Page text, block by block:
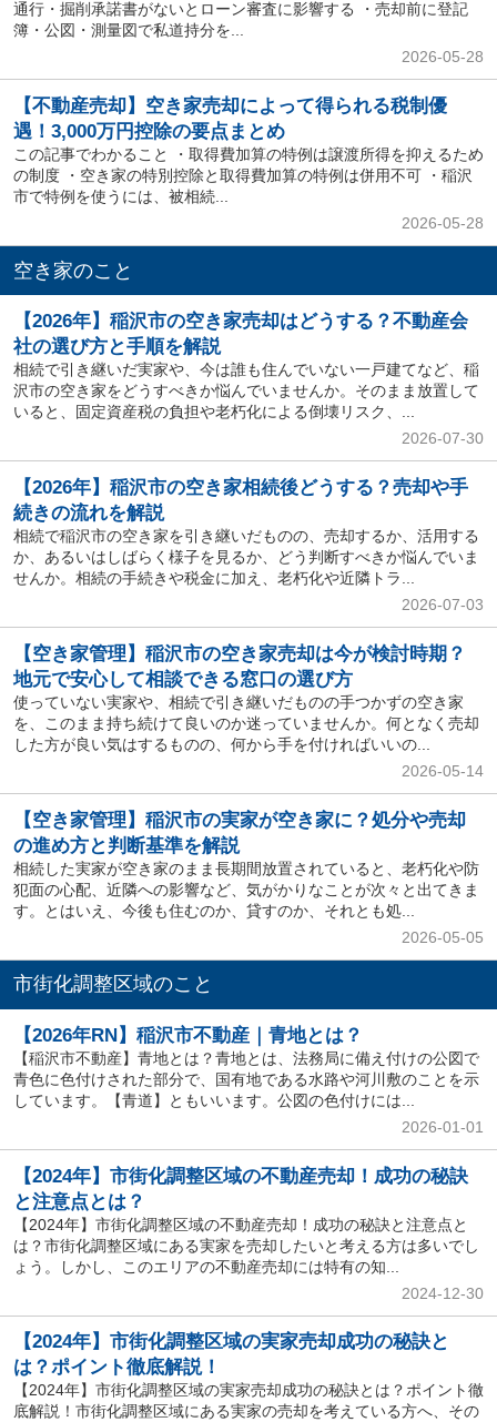
通行・掘削承諾書がないとローン審査に影響する ・売却前に登記
簿・公図・測量図で私道持分を...
2026-05-28
【不動産売却】空き家売却によって得られる税制優
遇！3,000万円控除の要点まとめ
この記事でわかること ・取得費加算の特例は譲渡所得を抑えるため
の制度 ・空き家の特別控除と取得費加算の特例は併用不可 ・稲沢
市で特例を使うには、被相続...
2026-05-28
空き家のこと
【2026年】稲沢市の空き家売却はどうする？不動産会
社の選び方と手順を解説
相続で引き継いだ実家や、今は誰も住んでいない一戸建てなど、稲
沢市の空き家をどうすべきか悩んでいませんか。そのまま放置して
いると、固定資産税の負担や老朽化による倒壊リスク、...
2026-07-30
【2026年】稲沢市の空き家相続後どうする？売却や手
続きの流れを解説
相続で稲沢市の空き家を引き継いだものの、売却するか、活用する
か、あるいはしばらく様子を見るか、どう判断すべきか悩んでいま
せんか。相続の手続きや税金に加え、老朽化や近隣トラ...
2026-07-03
【空き家管理】稲沢市の空き家売却は今が検討時期？
地元で安心して相談できる窓口の選び方
使っていない実家や、相続で引き継いだものの手つかずの空き家
を、このまま持ち続けて良いのか迷っていませんか。何となく売却
した方が良い気はするものの、何から手を付ければいいの...
2026-05-14
【空き家管理】稲沢市の実家が空き家に？処分や売却
の進め方と判断基準を解説
相続した実家が空き家のまま長期間放置されていると、老朽化や防
犯面の心配、近隣への影響など、気がかりなことが次々と出てきま
す。とはいえ、今後も住むのか、貸すのか、それとも処...
2026-05-05
市街化調整区域のこと
【2026年RN】稲沢市不動産｜青地とは？
【稲沢市不動産】青地とは？青地とは、法務局に備え付けの公図で
青色に色付けされた部分で、国有地である水路や河川敷のことを示
しています。【青道】ともいいます。公図の色付けには...
2026-01-01
【2024年】市街化調整区域の不動産売却！成功の秘訣
と注意点とは？
【2024年】市街化調整区域の不動産売却！成功の秘訣と注意点と
は？市街化調整区域にある実家を売却したいと考える方は多いでし
ょう。しかし、このエリアの不動産売却には特有の知...
2024-12-30
【2024年】市街化調整区域の実家売却成功の秘訣と
は？ポイント徹底解説！
【2024年】市街化調整区域の実家売却成功の秘訣とは？ポイント徹
底解説！市街化調整区域にある実家の売却を考えている方へ、その